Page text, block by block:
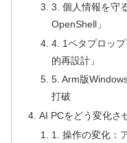
3. 個人情報を守
OpenShell」
4. 1ペタプロッ
的再設計」
5. Arm版
打破
AI PCをどう変化さ
1. 操作の変化：